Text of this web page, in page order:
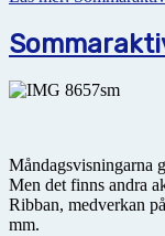
Måndagsvisningarna
Men det finns andra
Ribban, medverkan
mm.